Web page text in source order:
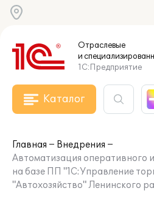
Отраслевые
и
1С:Предприятие
Каталог
Главная
Внедрения
Автоматизация оперативного
на базе ПП "1С:Управление
"Автохозяйство" Ленинского